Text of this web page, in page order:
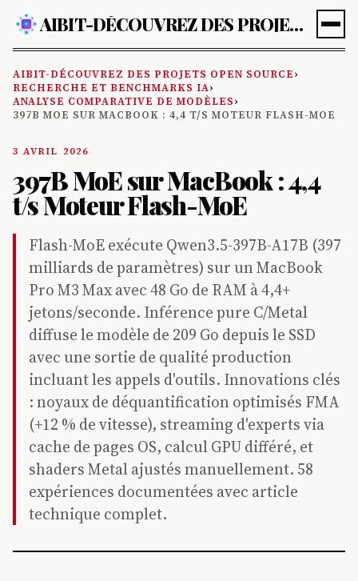
AIBIT-DÉCOUVREZ DES PROJETS OPEN SOURCE
AIBIT-DÉCOUVREZ DES PROJETS OPEN SOURCE›
RECHERCHE ET BENCHMARKS IA›
ANALYSE COMPARATIVE DE MODÈLES›
397B MOE SUR MACBOOK : 4,4 T/S MOTEUR FLASH-MOE
3 AVRIL 2026
397B MoE sur MacBook : 4,4
t/s Moteur Flash-MoE
Flash-MoE exécute Qwen3.5-397B-A17B (397
milliards de paramètres) sur un MacBook
Pro M3 Max avec 48 Go de RAM à 4,4+
jetons/seconde. Inférence pure C/Metal
diffuse le modèle de 209 Go depuis le SSD
avec une sortie de qualité production
incluant les appels d'outils. Innovations clés
: noyaux de déquantification optimisés FMA
(+12 % de vitesse), streaming d'experts via
cache de pages OS, calcul GPU différé, et
shaders Metal ajustés manuellement. 58
expériences documentées avec article
technique complet.